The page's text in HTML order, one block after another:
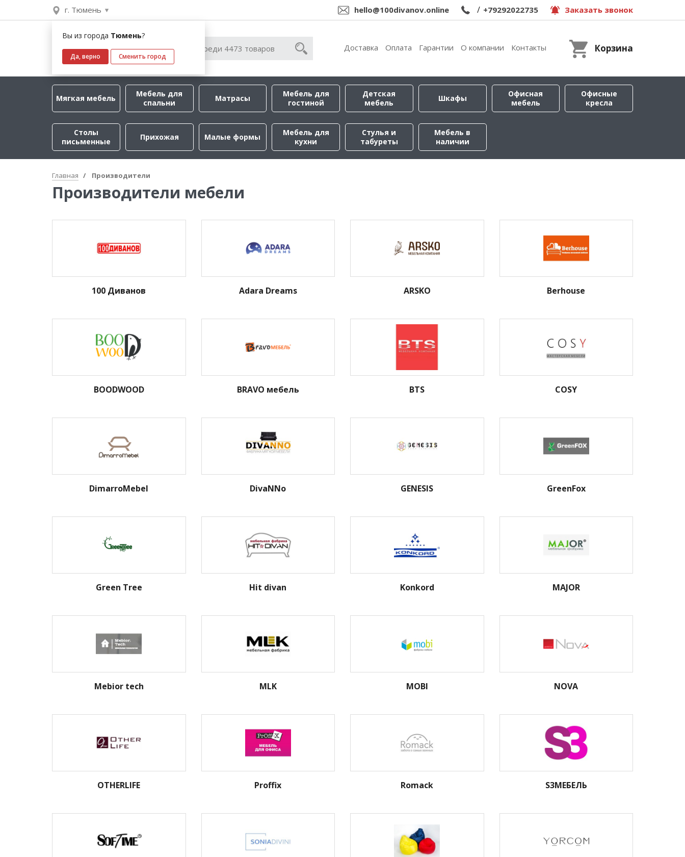
г. Тюмень
Вы из города Тюмень?
Да, верно Сменить город
hello@100divanov.online / +79292022735 Заказать звонок
Доставка Оплата Гарантии О компании Контакты Корзина
Мягкая мебель
Мебель для
спальни
Матрасы
Мебель для
гостиной
Детская
мебель
Шкафы
Офисная
мебель
Офисные
кресла
Столы
письменные
Прихожая Малые формы
Мебель для
кухни
Стулья и
табуреты
Мебель в
наличии
Главная Производители
Производители мебели
100 Диванов Adara Dreams ARSKO Berhouse
BOODWOOD BRAVO мебель BTS COSY
DimarroMebel DivaNNo GENESIS GreenFox
Green Tree Hit divan Konkord MAJOR
Mebior tech MLK MOBI NOVA
OTHERLIFE Proffix Romack S3МЕБЕЛЬ